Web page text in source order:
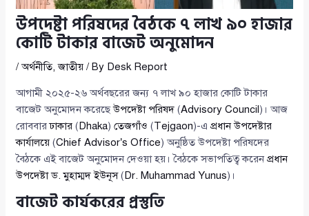
উপদেষ্টা পরিষদের বৈঠকে ৭ লাখ ৯০ হাজার
কোটি টাকার বাজেট অনুমোদন
/অর্থনীতি,জাতীয় / By Desk Report
আগামী ২০২৫-২৬ অর্থবছরের জন্য ৭ লাখ ৯০ হাজার কোটি টাকার
বাজেট অনুমোদন করেছেউপদেষ্টা পরিষদ (Advisory Council )। আজ
রোববারঢাকার ( Dhaka)তেজগাঁও (Tejgaon)-এপ্রধান উপদেষ্টার
কার্যালয়ে (Chief Advisor’s Office) অনুষ্ঠিত উপদেষ্টা পরিষদের
বৈঠকে এই বাজেট অনুমোদন দেওয়া হয়। বৈঠকে সভাপতিত্ব করেনপ্রধান
উপদেষ্টা ড. মুহাম্মদ ইউনূস( Dr. Muhammad Yunus)।
বাজেট কার্যকরের প্রস্তুতি